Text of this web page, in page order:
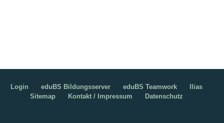
Login eduBS Bildungsserver eduBS Teamwork
Ilias
Sitemap
Kontakt / Impressum Datenschutz